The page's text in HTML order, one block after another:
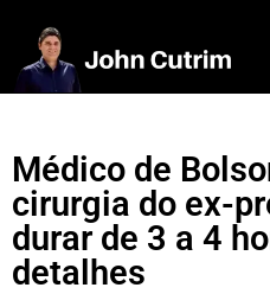
Médico de
cirurgia do ex-
durar de 3 a 4
detalhes